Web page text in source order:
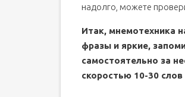
надолго, можете
Итак, мнемотехника
фразы и яркие,
самостоятельно за
скоростью 10-30